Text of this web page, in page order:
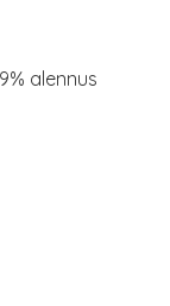
alennus